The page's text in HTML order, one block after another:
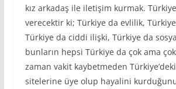
kız arkadaş ile iletişim kurmak.
verecektir ki; Türkiye da evlilik,
Türkiye da ciddi ilişki, Türkiye da
bunların hepsi Türkiye da çok ama
zaman vakit kaybetmeden
sitelerine üye olup hayalini